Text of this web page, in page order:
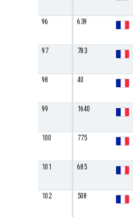
96 639
97 783
98 40
99 1640
100 775
101 685
102 508